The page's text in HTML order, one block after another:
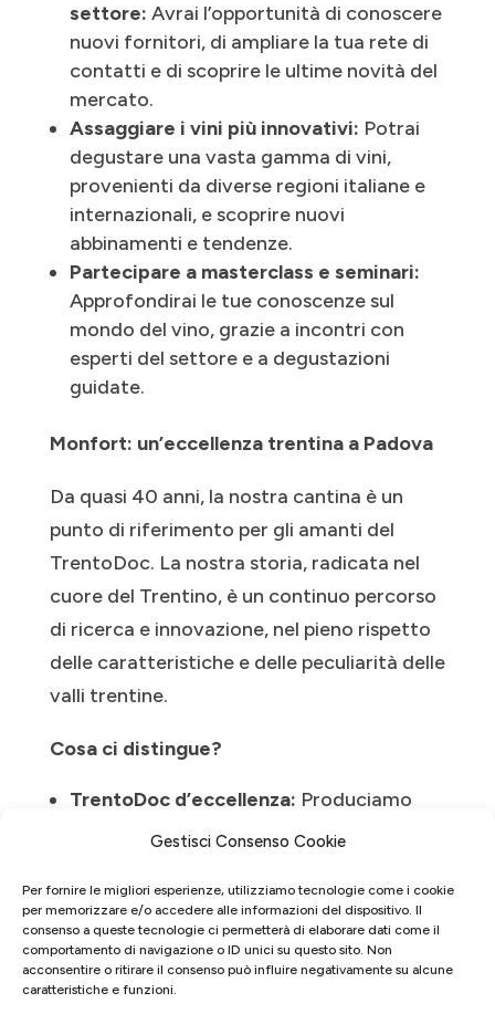
Gestisci Consenso Cookie
Per fornire le migliori esperienze, utilizziamo tecnologie come i cookie
per memorizzare e/o accedere alle informazioni del dispositivo. Il
consenso a queste tecnologie ci permetterà di elaborare dati come il
comportamento di navigazione o ID unici su questo sito. Non
acconsentire o ritirare il consenso può influire negativamente su alcune
caratteristiche e funzioni.
settore: Avrai l’opportunità di conoscere
nuovi fornitori, di ampliare la tua rete di
contatti e di scoprire le ultime novità del
mercato.
Assaggiare i vini più innovativi: Potrai
degustare una vasta gamma di vini,
provenienti da diverse regioni italiane e
internazionali, e scoprire nuovi
abbinamenti e tendenze.
Partecipare a masterclass e seminari:
Approfondirai le tue conoscenze sul
mondo del vino, grazie a incontri con
esperti del settore e a degustazioni
guidate.
Monfort: un’eccellenza trentina a Padova
Da quasi 40 anni, la nostra cantina è un
punto di riferimento per gli amanti del
TrentoDoc. La nostra storia, radicata nel
cuore del Trentino, è un continuo percorso
di ricerca e innovazione, nel pieno rispetto
delle caratteristiche e delle peculiarità delle
valli trentine.
Cosa ci distingue?
TrentoDoc d’eccellenza: Produciamo
Affinamenti prolungati:I nostri vini
affinano sui lieviti per lunghi periodi,
acquisendo complessità e finezza.
Passione e cura del dettaglio:Ogni
bottiglia è il frutto di una lavorazione